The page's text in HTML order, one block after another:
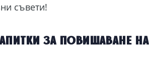
съвети!
за повишаване на